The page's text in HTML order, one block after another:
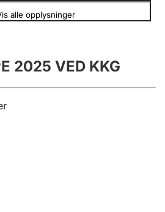
alle opplysninger
2025 VED KKG